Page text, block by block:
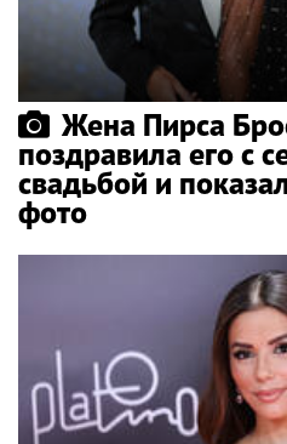
Жена Пирса
поздравила его с
свадьбой и
фото